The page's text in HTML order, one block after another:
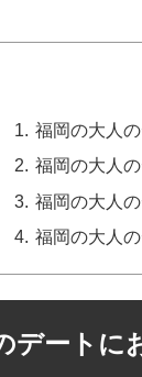
福岡の大人
福岡の大人
福岡の大人
福岡の大人
デートに